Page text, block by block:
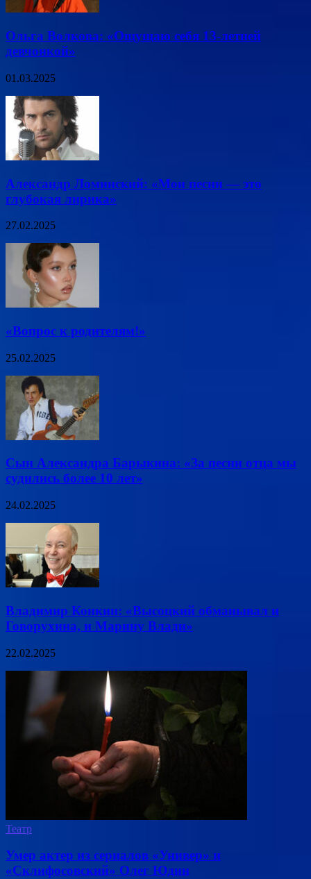
Ольга Волкова: «Ощущаю себя 13-летней
девчонкой»
01.03.2025
Александр Ломинский: «Мои песни — это
глубокая лирика»
27.02.2025
«Вопрос к родителям!»
25.02.2025
Сын Александра Барыкина: «За песни отца мы
судились более 10 лет»
24.02.2025
Владимир Конкин: «Высоцкий обманывал и
Говорухина, и Марину Влади»
22.02.2025
Театр
Умер актер из сериалов «Универ» и
«Склифосовский» Олег Юдин